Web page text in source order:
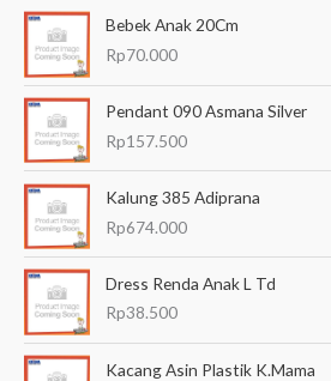
a
u
n
u
Bebek Anak 20Cm
Rp70.000
Pendant 090 Asmana Silver
Rp157.500
Kalung 385 Adiprana
Rp674.000
Dress Renda Anak L Td
Rp38.500
Kacang Asin Plastik K.Mama